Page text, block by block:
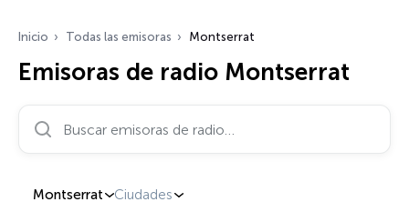
Inicio Todas las emisoras Montserrat
Emisoras de radio Montserrat
Buscar emisoras de radio…
Montserrat Ciudades